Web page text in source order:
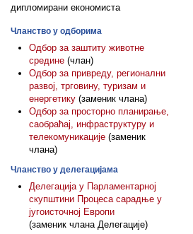
дипломирани економиста
Чланство у одборима
Одбор за заштиту животне
средине (члан)
Одбор за привреду, регионални
развој, трговину, туризам и
енергетику (заменик члана)
Одбор за просторно планирање,
саобраћај, инфраструктуру и
телекомуникације (заменик
члана)
Чланство у делегацијама
Делегација у Парламентарној
скупштини Процеса сарадње у
југоисточној Европи
(заменик члана Делегације)